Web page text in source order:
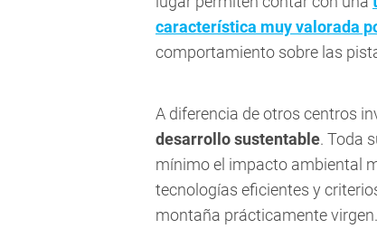
característica muy valorada
comportamiento sobre las
A diferencia de otros centros
desarrollo sustentable. Toda
mínimo el impacto ambiental
tecnologías eficientes y
montaña prácticamente virgen.